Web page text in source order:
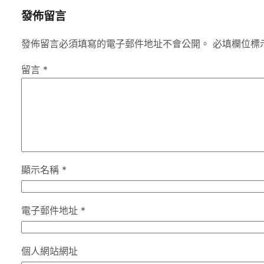
發佈留言
發佈留言必須填寫的電子郵件地址不會公開。 必填欄位
留言 *
顯示名稱 *
電子郵件地址 *
個人網站網址